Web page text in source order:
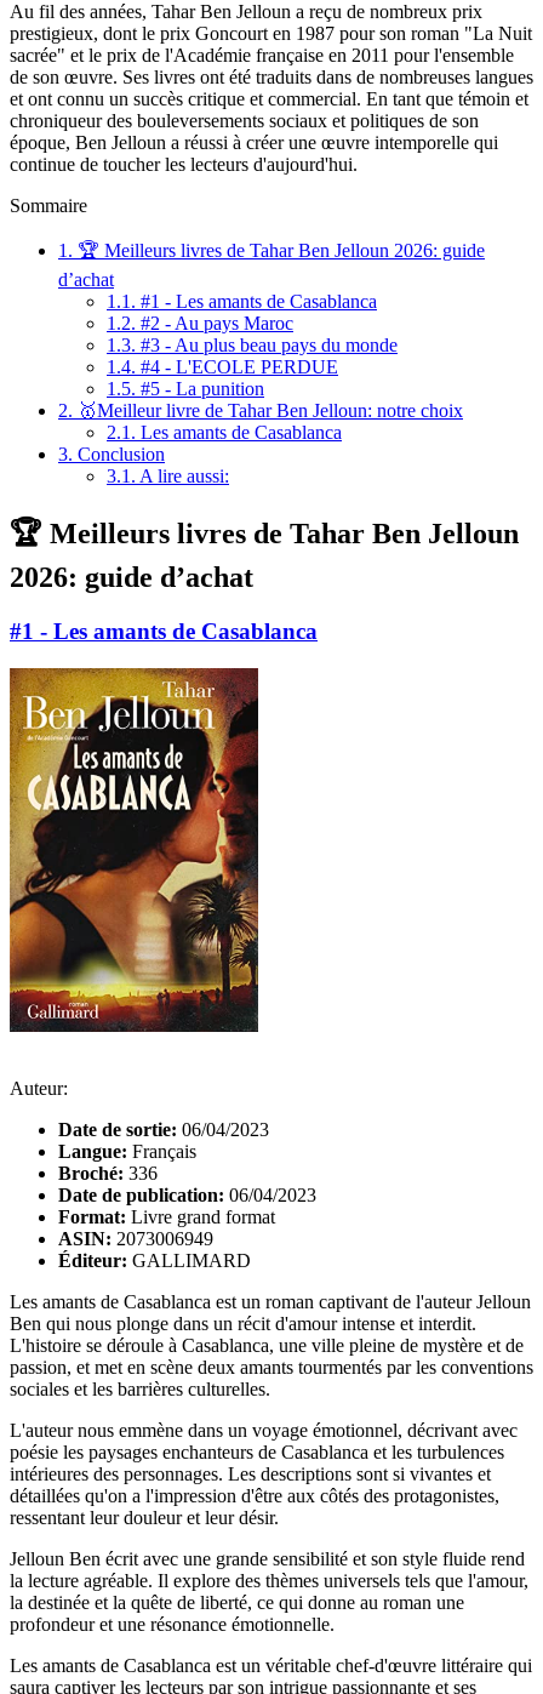
Au fil des années, Tahar Ben Jelloun a reçu de nombreux prix
prestigieux, dont le prix Goncourt en 1987 pour son roman "La Nuit
sacrée" et le prix de l'Académie française en 2011 pour l'ensemble
de son œuvre. Ses livres ont été traduits dans de nombreuses langues
et ont connu un succès critique et commercial. En tant que témoin et
chroniqueur des bouleversements sociaux et politiques de son
époque, Ben Jelloun a réussi à créer une œuvre intemporelle qui
continue de toucher les lecteurs d'aujourd'hui.
Sommaire
1. 🏆 Meilleurs livres de Tahar Ben Jelloun 2026: guide
d’achat
1.1. #1 - Les amants de Casablanca
1.2. #2 - Au pays Maroc
1.3. #3 - Au plus beau pays du monde
1.4. #4 - L'ECOLE PERDUE
1.5. #5 - La punition
2. 🥇Meilleur livre de Tahar Ben Jelloun: notre choix
2.1. Les amants de Casablanca
3. Conclusion
3.1. A lire aussi:
🏆 Meilleurs livres de Tahar Ben Jelloun
2026: guide d’achat
#1 - Les amants de Casablanca
Auteur:
Date de sortie: 06/04/2023
Langue: Français
Broché: 336
Date de publication: 06/04/2023
Format: Livre grand format
ASIN: 2073006949
Éditeur: GALLIMARD
Les amants de Casablanca est un roman captivant de l'auteur Jelloun
Ben qui nous plonge dans un récit d'amour intense et interdit.
L'histoire se déroule à Casablanca, une ville pleine de mystère et de
passion, et met en scène deux amants tourmentés par les conventions
sociales et les barrières culturelles.
L'auteur nous emmène dans un voyage émotionnel, décrivant avec
poésie les paysages enchanteurs de Casablanca et les turbulences
intérieures des personnages. Les descriptions sont si vivantes et
détaillées qu'on a l'impression d'être aux côtés des protagonistes,
ressentant leur douleur et leur désir.
Jelloun Ben écrit avec une grande sensibilité et son style fluide rend
la lecture agréable. Il explore des thèmes universels tels que l'amour,
la destinée et la quête de liberté, ce qui donne au roman une
profondeur et une résonance émotionnelle.
Les amants de Casablanca est un véritable chef-d'œuvre littéraire qui
saura captiver les lecteurs par son intrigue passionnante et ses